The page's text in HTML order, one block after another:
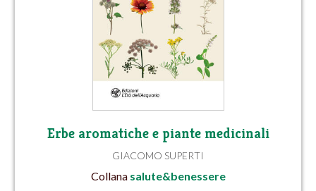
Erbe aromatiche e piante medicinali
GIACOMO SUPERTI
Collana salute&benessere